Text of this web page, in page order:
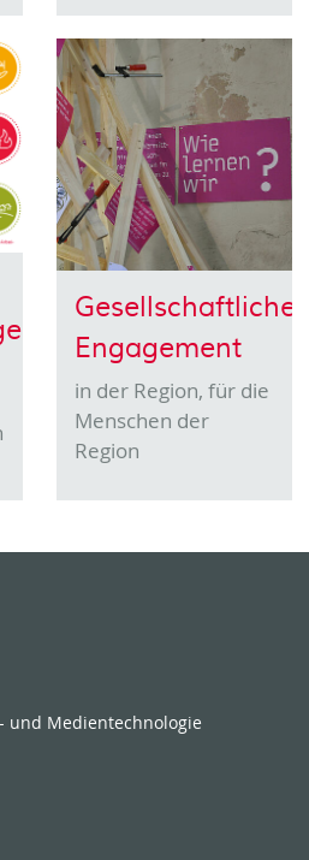
Gesellschaftliches
Engagement
in der Region, für die
Menschen der
Region
Medientechnologie